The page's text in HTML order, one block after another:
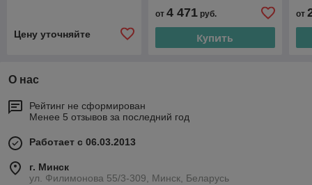
Цену уточняйте
от 4 471руб.
Купить
от
О нас
Рейтинг не сформирован
Менее 5 отзывов за последний год
Работает с 06.03.2013
г. Минск
ул. Филимонова 55/3-309, Минск, Беларусь